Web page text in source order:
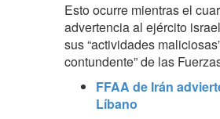
Esto ocurre mientras el
advertencia al ejército
sus “actividades
contundente” de las
FFAA de Irán
Líbano